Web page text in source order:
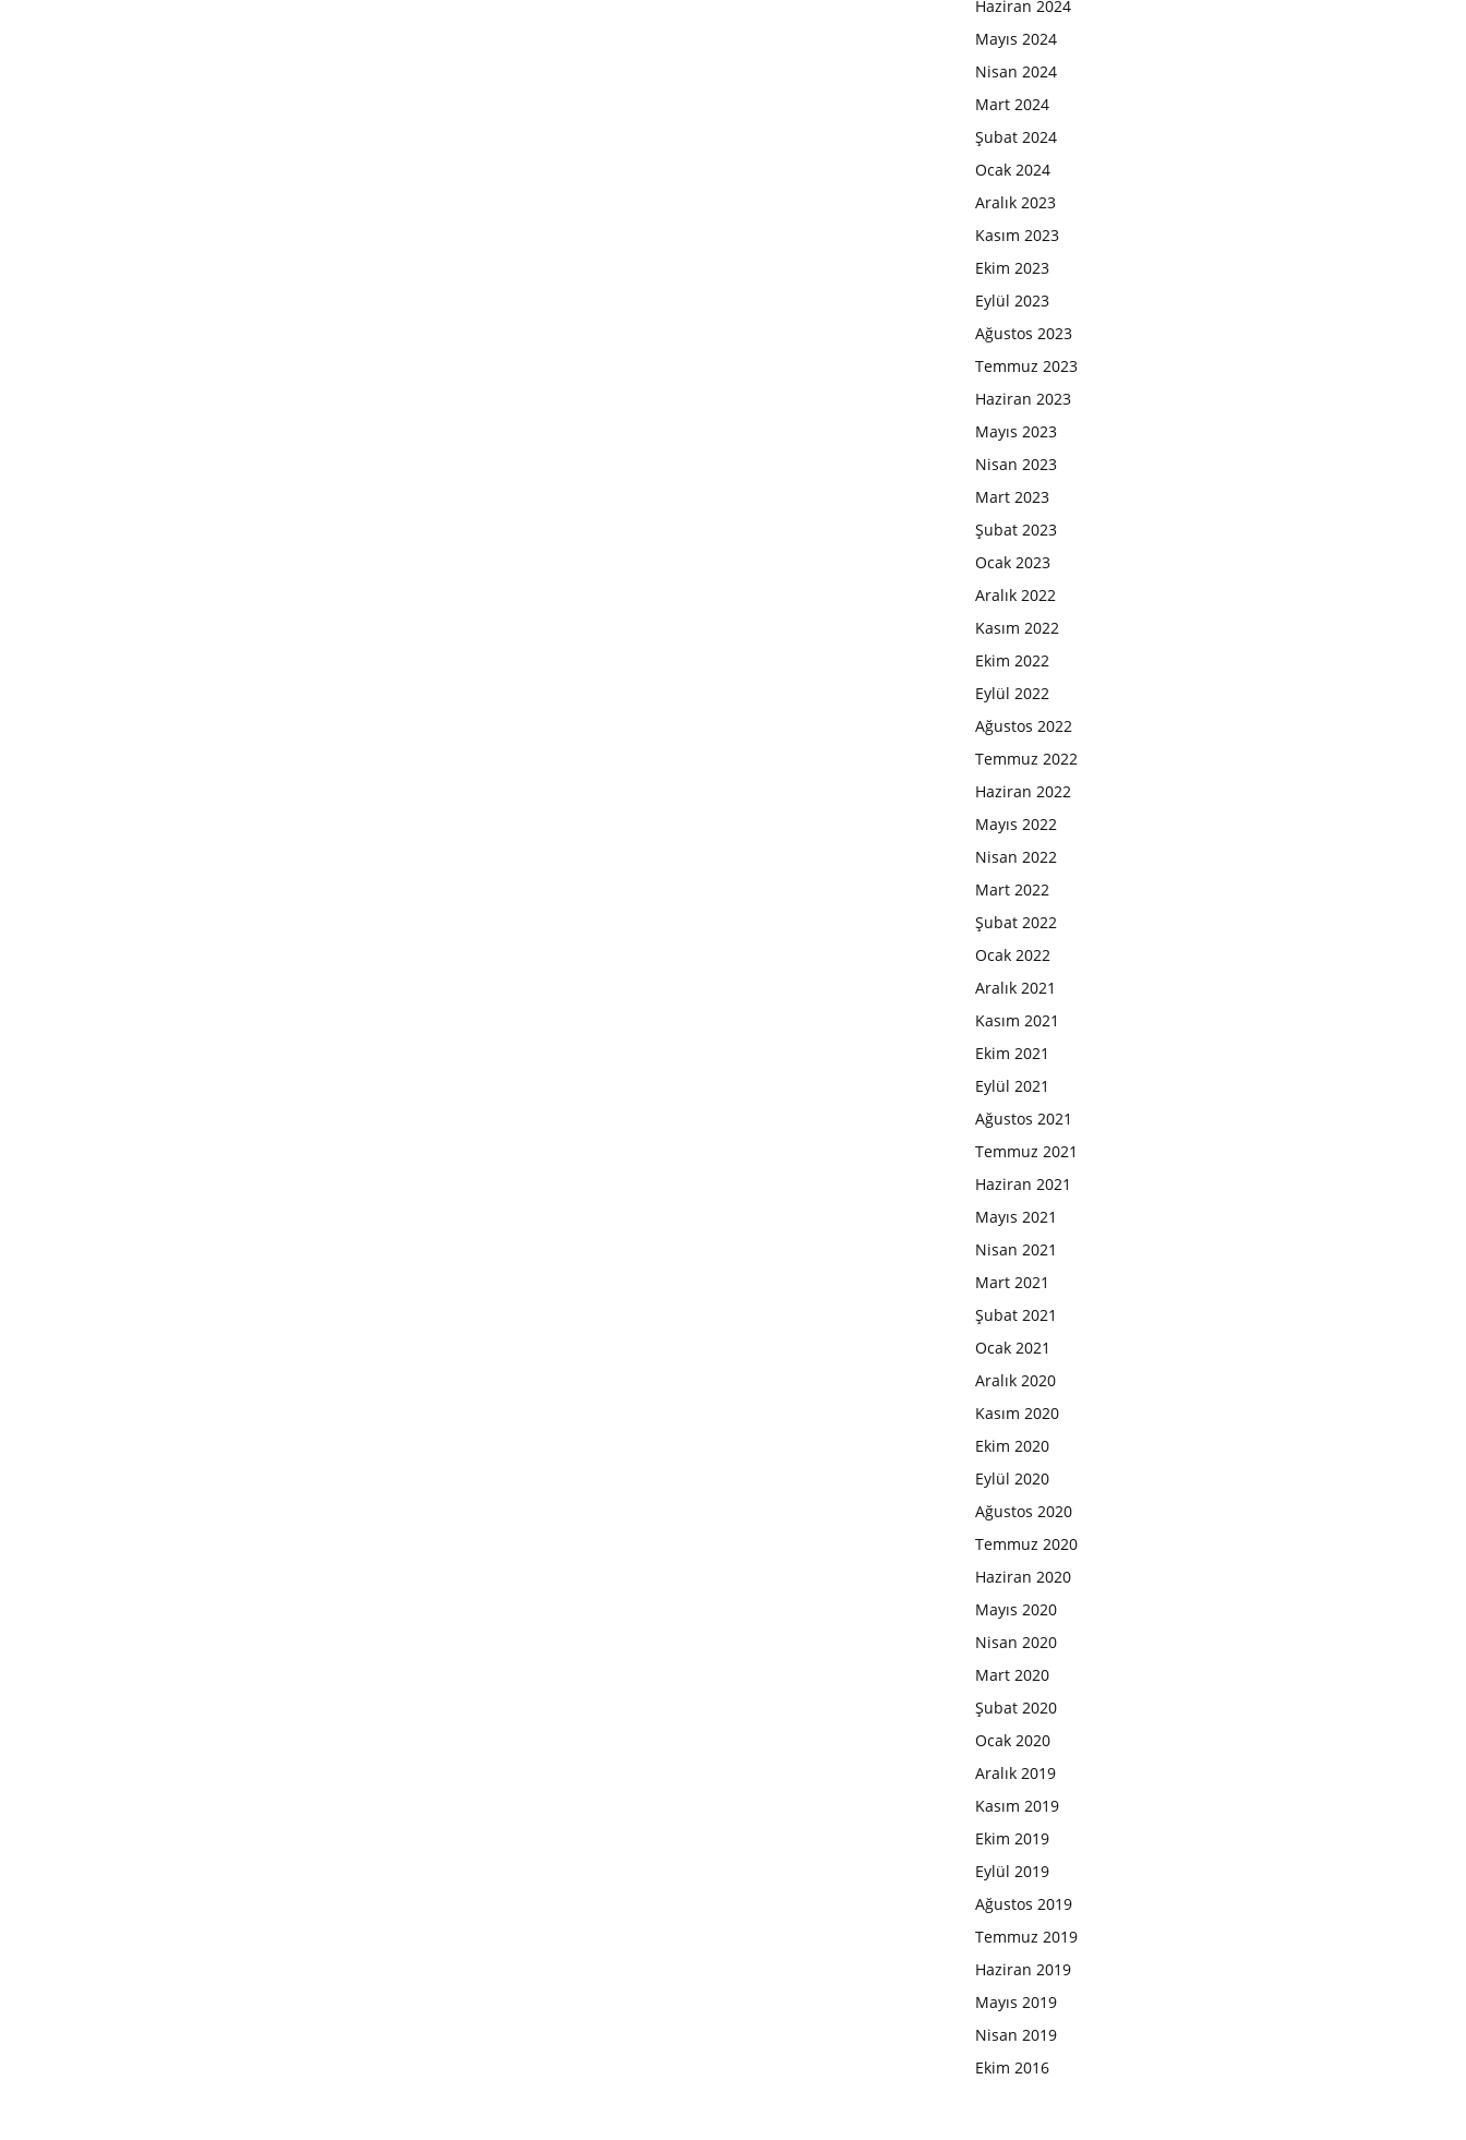
Haziran 2024
Mayıs 2024
Nisan 2024
Mart 2024
Şubat 2024
Ocak 2024
Aralık 2023
Kasım 2023
Ekim 2023
Eylül 2023
Ağustos 2023
Temmuz 2023
Haziran 2023
Mayıs 2023
Nisan 2023
Mart 2023
Şubat 2023
Ocak 2023
Aralık 2022
Kasım 2022
Ekim 2022
Eylül 2022
Ağustos 2022
Temmuz 2022
Haziran 2022
Mayıs 2022
Nisan 2022
Mart 2022
Şubat 2022
Ocak 2022
Aralık 2021
Kasım 2021
Ekim 2021
Eylül 2021
Ağustos 2021
Temmuz 2021
Haziran 2021
Mayıs 2021
Nisan 2021
Mart 2021
Şubat 2021
Ocak 2021
Aralık 2020
Kasım 2020
Ekim 2020
Eylül 2020
Ağustos 2020
Temmuz 2020
Haziran 2020
Mayıs 2020
Nisan 2020
Mart 2020
Şubat 2020
Ocak 2020
Aralık 2019
Kasım 2019
Ekim 2019
Eylül 2019
Ağustos 2019
Temmuz 2019
Haziran 2019
Mayıs 2019
Nisan 2019
Ekim 2016